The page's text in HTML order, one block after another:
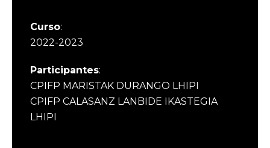
Curso:
2022-2023
Participantes:
CPIFP MARISTAK DURANGO LHIPI
CPIFP CALASANZ LANBIDE IKASTEGIA
LHIPI